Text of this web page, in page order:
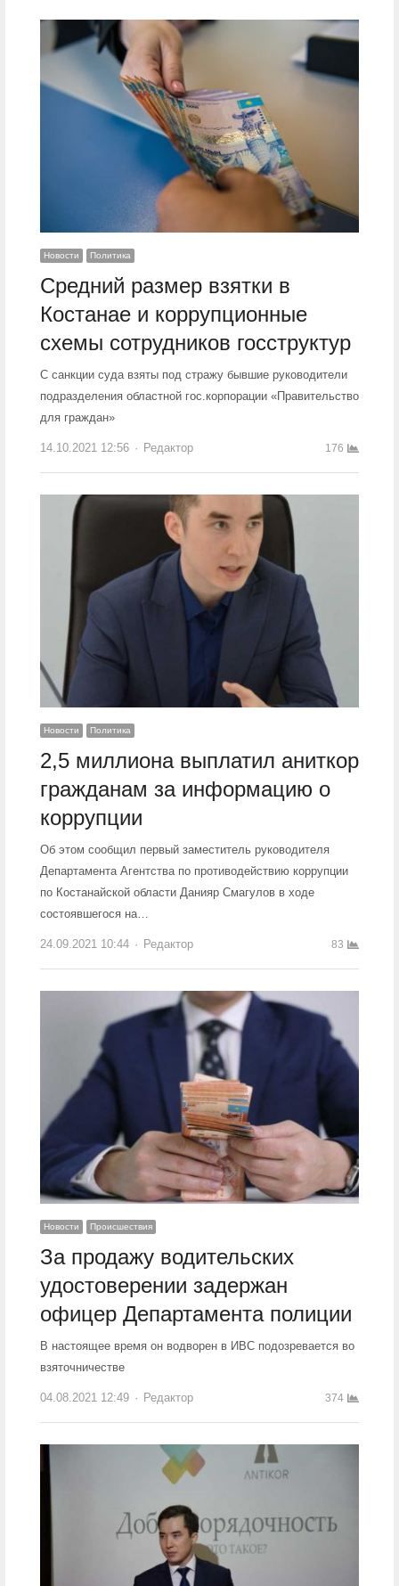
Новости Политика
Средний размер взятки в
Костанае и коррупционные
схемы сотрудников госструктур
С санкции суда взяты под стражу бывшие руководители
подразделения областной гос.корпорации «Правительство
для граждан»
14.10.2021 12:56 Author
Редактор 176
Новости Политика
2,5 миллиона выплатил аниткор
гражданам за информацию о
коррупции
Об этом сообщил первый заместитель руководителя
Департамента Агентства по противодействию коррупции
по Костанайской области Данияр Смагулов в ходе
состоявшегося на…
24.09.2021 10:44 Author
Редактор 83
Новости Происшествия
За продажу водительских
удостоверении задержан
офицер Департамента полиции
В настоящее время он водворен в ИВС подозревается во
взяточничестве
04.08.2021 12:49 Author
Редактор 374